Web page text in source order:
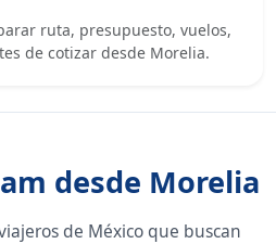
ruta, presupuesto, vuelos,
de cotizar desde Morelia.
desde Morelia
de México que buscan